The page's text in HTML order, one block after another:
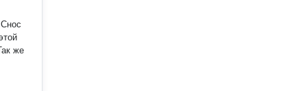
же